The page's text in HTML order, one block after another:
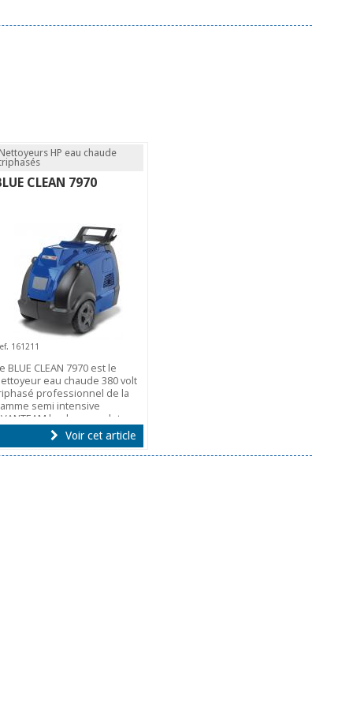
HP eau chaude
CLEAN 7970
161211
BLUE CLEAN 7970 est le
eau chaude 380 volt
professionnel de la
semi intensive
le plus complet.
Voir cet article